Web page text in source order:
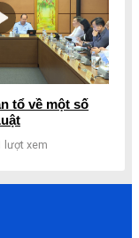
tổ về một số
lượt xem